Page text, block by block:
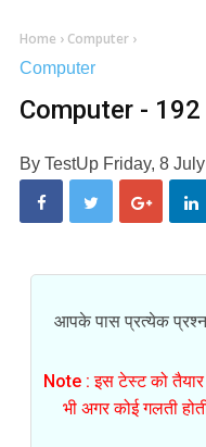
Home › Computer ›
Computer
Computer - 192
By TestUp Friday, 8
आपके पास प्रत्येक
Note : इस टेस्ट को तैयार
भी अगर कोई गलती